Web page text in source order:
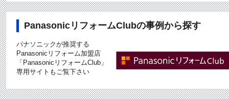
PanasonicリフォームClubの事例から探す
パナソニックが推奨する
Panasonicリフォーム加盟店
「PanasonicリフォームClub」
専用サイトもご覧下さい